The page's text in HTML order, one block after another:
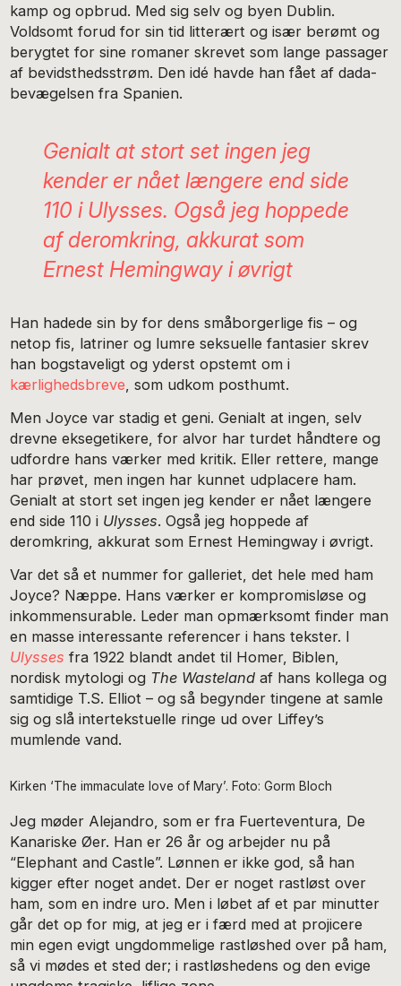
kamp og opbrud. Med sig selv og byen Dublin.
Voldsomt forud for sin tid litterært og især berømt og
berygtet for sine romaner skrevet som lange passager
af bevidsthedsstrøm. Den idé havde han fået af dada-
bevægelsen fra Spanien.
Genialt at stort set ingen jeg
kender er nået længere end side
110 i Ulysses. Også jeg hoppede
af deromkring, akkurat som
Ernest Hemingway i øvrigt
Han hadede sin by for dens småborgerlige fis – og
netop fis, latriner og lumre seksuelle fantasier skrev
han bogstaveligt og yderst opstemt om i
kærlighedsbreve, som udkom posthumt.
Men Joyce var stadig et geni. Genialt at ingen, selv
drevne eksegetikere, for alvor har turdet håndtere og
udfordre hans værker med kritik. Eller rettere, mange
har prøvet, men ingen har kunnet udplacere ham.
Genialt at stort set ingen jeg kender er nået længere
end side 110 i Ulysses. Også jeg hoppede af
deromkring, akkurat som Ernest Hemingway i øvrigt.
Var det så et nummer for galleriet, det hele med ham
Joyce? Næppe. Hans værker er kompromisløse og
inkommensurable. Leder man opmærksomt finder man
en masse interessante referencer i hans tekster. I
Ulysses fra 1922 blandt andet til Homer, Biblen,
nordisk mytologi og The Wasteland af hans kollega og
samtidige T.S. Elliot – og så begynder tingene at samle
sig og slå intertekstuelle ringe ud over Liffey’s
mumlende vand.
Kirken ‘The immaculate love of Mary’. Foto: Gorm Bloch
Jeg møder Alejandro, som er fra Fuerteventura, De
Kanariske Øer. Han er 26 år og arbejder nu på
“Elephant and Castle”. Lønnen er ikke god, så han
kigger efter noget andet. Der er noget rastløst over
ham, som en indre uro. Men i løbet af et par minutter
går det op for mig, at jeg er i færd med at projicere
min egen evigt ungdommelige rastløshed over på ham,
så vi mødes et sted der; i rastløshedens og den evige